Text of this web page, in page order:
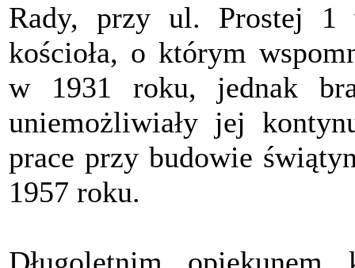
Rady, przy ul. Prostej 1
kościoła, o którym
w 1931 roku, jednak
uniemożliwiały jej
prace przy budowie
1957 roku.